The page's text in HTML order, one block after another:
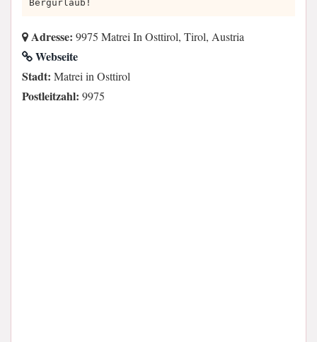
Bergurlaub!
Adresse: 9975 Matrei In Osttirol, Tirol, Austria
Webseite
Stadt: Matrei in Osttirol
Postleitzahl: 9975